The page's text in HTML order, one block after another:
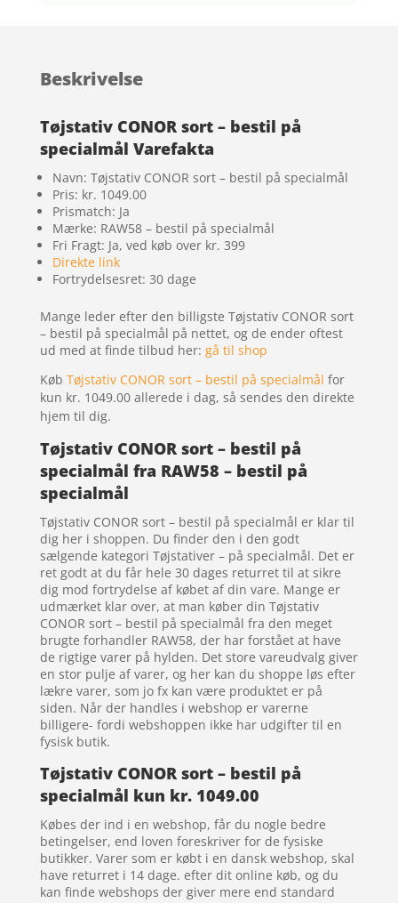
Beskrivelse
Tøjstativ CONOR sort – bestil på
specialmål Varefakta
Navn: Tøjstativ CONOR sort – bestil på specialmål
Pris: kr. 1049.00
Prismatch: Ja
Mærke: RAW58 – bestil på specialmål
Fri Fragt: Ja, ved køb over kr. 399
Direkte link
Fortrydelsesret: 30 dage
Mange leder efter den billigste Tøjstativ CONOR sort
– bestil på specialmål på nettet, og de ender oftest
ud med at finde tilbud her: gå til shop
Køb Tøjstativ CONOR sort – bestil på specialmål for
kun kr. 1049.00 allerede i dag, så sendes den direkte
hjem til dig.
Tøjstativ CONOR sort – bestil på
specialmål fra RAW58 – bestil på
specialmål
Tøjstativ CONOR sort – bestil på specialmål er klar til
dig her i shoppen. Du finder den i den godt
sælgende kategori Tøjstativer – på specialmål. Det er
ret godt at du får hele 30 dages returret til at sikre
dig mod fortrydelse af købet af din vare. Mange er
udmærket klar over, at man køber din Tøjstativ
CONOR sort – bestil på specialmål fra den meget
brugte forhandler RAW58, der har forstået at have
de rigtige varer på hylden. Det store vareudvalg giver
en stor pulje af varer, og her kan du shoppe løs efter
lækre varer, som jo fx kan være produktet er på
siden. Når der handles i webshop er varerne
billigere- fordi webshoppen ikke har udgifter til en
fysisk butik.
Tøjstativ CONOR sort – bestil på
specialmål kun kr. 1049.00
Købes der ind i en webshop, får du nogle bedre
betingelser, end loven foreskriver for de fysiske
butikker. Varer som er købt i en dansk webshop, skal
have returret i 14 dage. efter dit online køb, og du
kan finde webshops der giver mere end standard